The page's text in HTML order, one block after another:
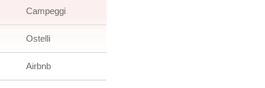
Campeggi
Ostelli
Airbnb